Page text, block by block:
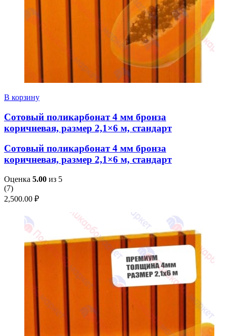
В корзину
Сотовый поликарбонат 4 мм бронза
коричневая, размер 2,1×6 м, стандарт
Сотовый поликарбонат 4 мм бронза
коричневая, размер 2,1×6 м, стандарт
Оценка 5.00 из 5
(7)
2,500.00 ₽